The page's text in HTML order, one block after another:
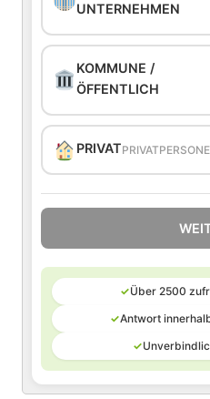
UNTERNEHMEN
KOMMUNE /
ÖFFENTLICH
PRIVAT
✓Über 2500
✓Antwort
✓